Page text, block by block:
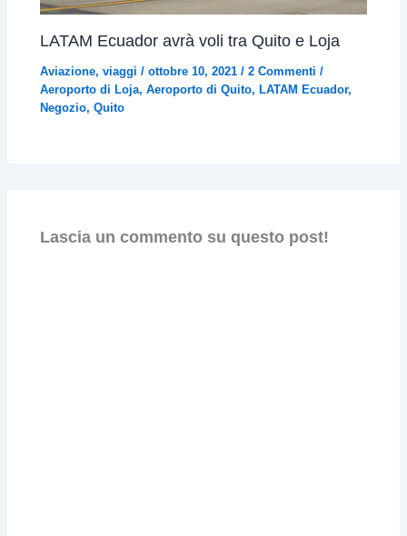
LATAM Ecuador avrà voli tra Quito e Loja
Aviazione,viaggi /ottobre 10, 2021/2 Commenti /
Aeroporto di Loja,Aeroporto di Quito, LATAM Ecuador,
Negozio,Quito
Lascia un commento su questo post!